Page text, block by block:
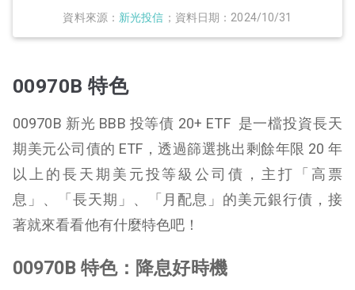
資料來源： 新光投信 ；資料日期：2024/10/31
00970B 特色
00970B 新光 BBB 投等債 20+ ETF 是一檔投資長天
期美元公司債的 ETF，透過篩選挑出剩餘年限 20 年
以上的長天期美元投等級公司債，主打「高票
息」、「長天期」、「月配息」的美元銀行債，接
著就來看看他有什麼特色吧！
00970B 特色：降息好時機